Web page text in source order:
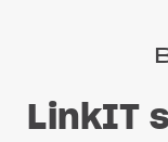
LinkIT